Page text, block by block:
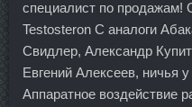
специалист по продажам!
Testosteron C аналоги
Свидлер, Александр
Евгений Алексеев, ничья
Аппаратное воздействие